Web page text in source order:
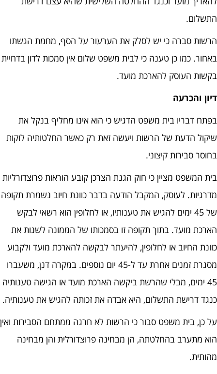
התשלום.
הרשות סברה כי יש לסלק את הערעור על הסף, מחמת הגשתו
באחור. כמו כן טענה כי לבית משפט שלום אין סמכות לדון בדחיית
בקשות העוסק להארכת מועד.
דיון והכרעה
בפתח דבריו בית משפט הדגיש כי הוא אינו מחליף בנקל את
שיקול הדעת של הרשות ויעשה זאת רק כאשר החלטותיה לוקות
בחוסר סבירות קיצוני.
בית המשפט מציין כי חוק הגנת הצרכן קובע הוראות פרוצדורליות
מדרגיות. לעוסק, המקבל הודעה בדבר כוונת חיוב נשמרת תקופה
של 45 ימים להגיש את טענותיו, או לחלופין הוא רשאי לבקש
הארכת מועד. בתוך תקופה זו בסמכותו של הממונה לשנות את
כוונת החיוב או לחלופין, להיעתר לבקשה להארכת מועד ולקבוע
מסגרת זמנים אחרת עד ל-45 יום נוספים. במקרה דנן, משעברו
45 ימים, מבלי שהרשת ביקשה הארכת מועד או הגישה טענותיה
כנגד דרישת התשלום, היא אבדה את זכותה להגיש את טענותיה.
על כן, בית משפט סבור כי הרשות לא חרגה ממתחם הסבירות ואין
הוא מתערב בהחלטתה, הן מבחינה פרוצדורלית והן מבחינה
מהותית.